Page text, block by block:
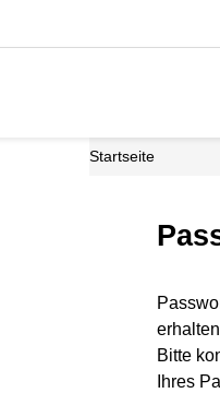
Startseite
Bitte
Ihres